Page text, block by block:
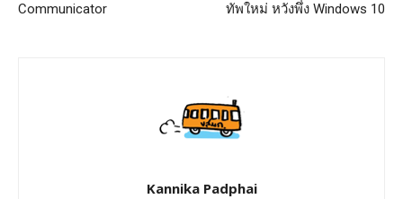
Communicator
ทัพใหม่ หวังพึ่ง Windows 10
Kannika Padphai